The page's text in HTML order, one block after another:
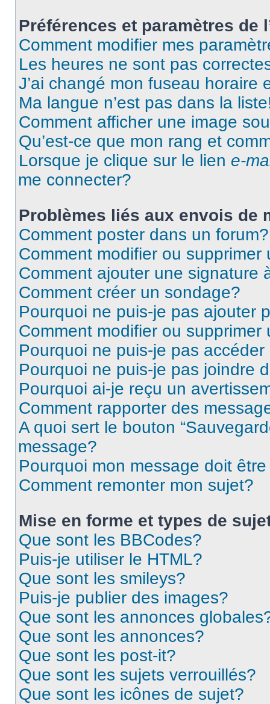
Préférences et paramètres de
Comment modifier mes
Les heures ne sont pas
J’ai changé mon fuseau horaire
Ma langue n’est pas dans la
Comment afficher une image
Qu’est-ce que mon rang et
Lorsque je clique sur le lien e-
me connecter?
Problèmes liés aux envois de
Comment poster dans un forum?
Comment modifier ou supprimer
Comment ajouter une signature
Comment créer un sondage?
Pourquoi ne puis-je pas ajouter
Comment modifier ou supprimer
Pourquoi ne puis-je pas
Pourquoi ne puis-je pas joindre
Pourquoi ai-je reçu un
Comment rapporter des
A quoi sert le bouton
message?
Pourquoi mon message doit
Comment remonter mon sujet?
Mise en forme et types de
Que sont les BBCodes?
Puis-je utiliser le HTML?
Que sont les smileys?
Puis-je publier des images?
Que sont les annonces
Que sont les annonces?
Que sont les post-it?
Que sont les sujets verrouillés?
Que sont les icônes de sujet?